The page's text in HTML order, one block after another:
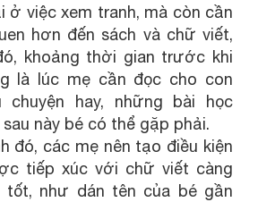
ở việc xem tranh, mà còn cần
hơn đến sách và chữ viết,
khoảng thời gian trước khi
là lúc mẹ cần đọc cho con
chuyện hay, những bài học
này bé có thể gặp phải.
đó, các mẹ nên tạo điều kiện
tiếp xúc với chữ viết càng
tốt, như dán tên của bé gần